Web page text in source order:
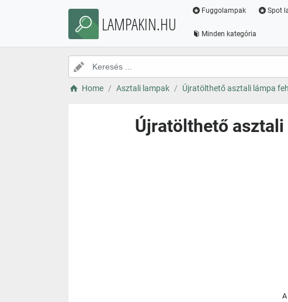
LAMPAKIN.HU
Fuggolampak Spot
Minden kategória
Home Asztali lampak Újratölthető asztali lámpa
Újratölthető